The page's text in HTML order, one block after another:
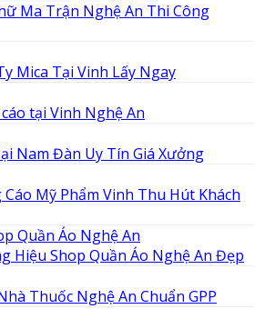
Ma Trận Nghệ An Thi Công
Mica Tại Vinh Lấy Ngay
tại Vinh Nghệ An
Nam Đàn Uy Tín Giá Xưởng
Mỹ Phẩm Vinh Thu Hút Khách
Hiệu Shop Quần Áo Nghệ An Đẹp
Thuốc Nghệ An Chuẩn GPP